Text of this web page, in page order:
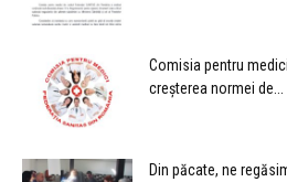
Comisia pentru
creșterea normei de...
Din păcate, ne